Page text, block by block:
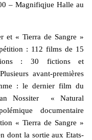
– Magnifiqjue Halle au
et « Tierra de Sangre »
: 112 films de 15
: 30 fictions et
avant-premières
: le dernier film du
Nossiter « Natural
documentaire
« Tierra de Sangre »
dont la sortie aux Etats-